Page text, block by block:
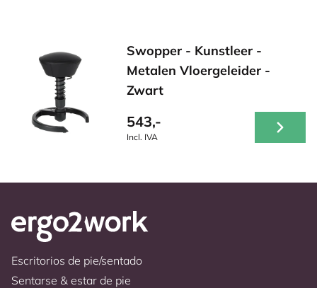
Swopper - Kunstleer -
Metalen Vloergeleider -
Zwart
543,-
Incl. IVA
Escritorios de pie/sentado
Sentarse & estar de pie